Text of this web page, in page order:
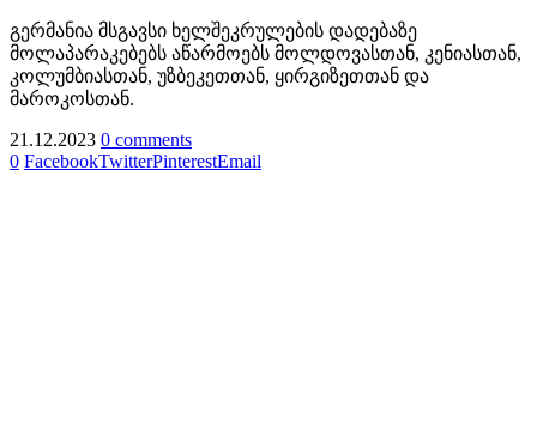
გერმანია მსგავსი ხელშეკრულების დადებაზე
მოლაპარაკებებს აწარმოებს მოლდოვასთან, კენიასთან,
კოლუმბიასთან, უზბეკეთთან, ყირგიზეთთან და
მაროკოსთან.
21.12.2023 0 comments
0 FacebookTwitterPinterestEmail